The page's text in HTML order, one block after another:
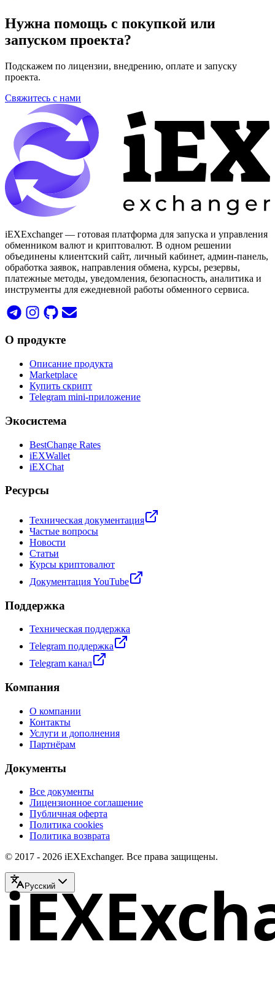
Нужна помощь с покупкой или
запуском проекта?
Подскажем по лицензии, внедрению, оплате и запуску
проекта.
Свяжитесь с нами
iEXExchanger — готовая платформа для запуска и управления
обменником валют и криптовалют. В одном решении
объединены клиентский сайт, личный кабинет, админ-панель,
обработка заявок, направления обмена, курсы, резервы,
платежные методы, уведомления, безопасность, аналитика и
инструменты для ежедневной работы обменного сервиса.
О продукте
Описание продукта
Marketplace
Купить скрипт
Telegram mini-приложение
Экосистема
BestChange Rates
iEXWallet
iEXChat
Ресурсы
Техническая документация
Частые вопросы
Новости
Статьи
Курсы криптовалют
Документация YouTube
Поддержка
Техническая поддержка
Telegram поддержка
Telegram канал
Компания
О компании
Контакты
Услуги и дополнения
Партнёрам
Документы
Все документы
Лицензионное соглашение
Публичная оферта
Политика cookies
Политика возврата
© 2017 - 2026 iEXExchanger. Все права защищены.
Русский